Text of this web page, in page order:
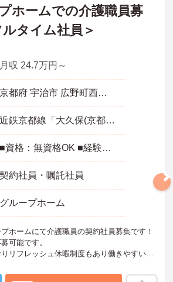
ホームでの介護職員募
タイム社員＞
月収 24.7万円～
京都府 宇治市 広野町西裏42-5
近鉄京都線「大久保(京都)駅」徒歩5分
■資格：無資格OK ■経験：不問 初任者研修・実務者研修・介護福祉士、普通自動車運転免許 ※あれば尚可
契約社員・嘱託社員
グループホーム
ホームにて介護職員の契約社員募集です！
可能です。
リフレッシュ休暇制度もあり働きやすい環
接対策ポイントなどさらに詳細をお話いた